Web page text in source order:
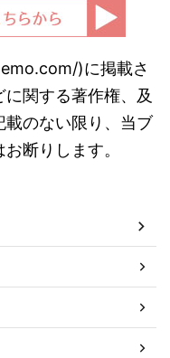
)に掲載さ
関する著作権、及
載のない限り、当ブ
断りします。